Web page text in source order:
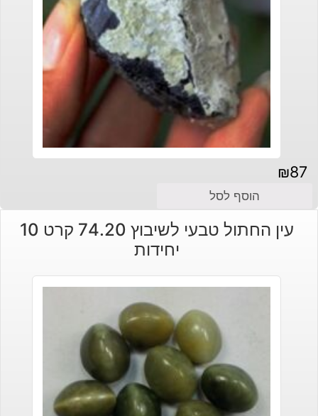
₪87
הוסף לסל
עין החתול טבעי לשיבוץ 74.20 קרט 10
יחידות